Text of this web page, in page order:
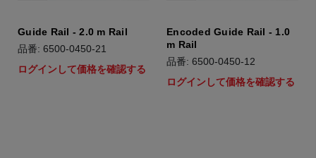
Guide Rail - 2.0 m Rail
品番: 6500-0450-21
ログインして価格を確認する
Encoded Guide Rail - 1.0
m Rail
品番: 6500-0450-12
ログインして価格を確認する